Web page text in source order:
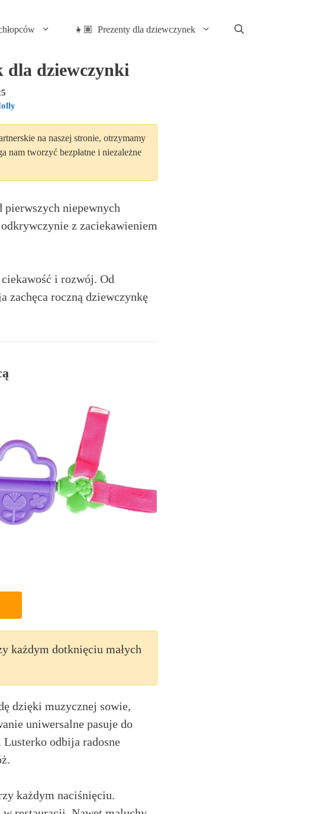
👧🏽 Prezenty dla dziewczynek
dla dziewczynki
na naszej stronie, otrzymamy
nam tworzyć bezpłatne i niezależne
pierwszych niepewnych
z zaciekawieniem
i rozwój. Od
zachęca roczną dziewczynkę
każdym dotknięciu małych
dzięki muzycznej sowie,
uniwersalne pasuje do
odbija radosne
każdym naciśnięciu.